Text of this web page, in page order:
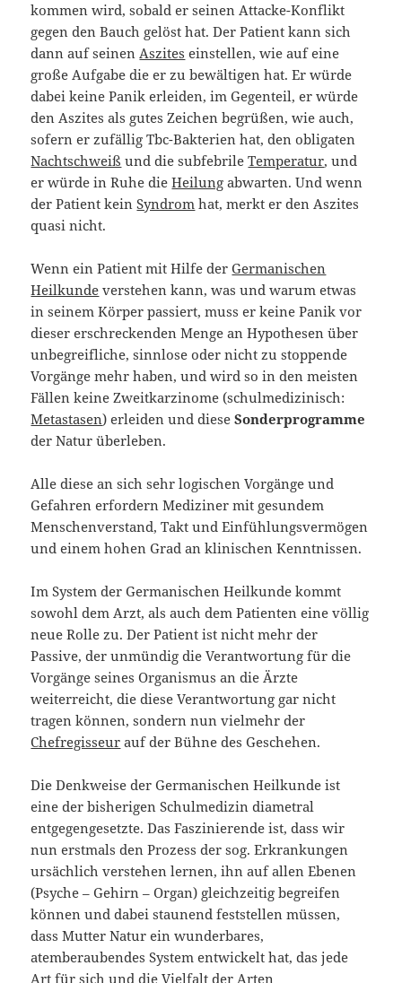
kommen wird, sobald er seinen Attacke-Konflikt
gegen den Bauch gelöst hat. Der Patient kann sich
dann auf seinenAszites einstellen, wie auf eine
große Aufgabe die er zu bewältigen hat. Er würde
dabei keine Panik erleiden, im Gegenteil, er würde
den Aszites als gutes Zeichen begrüßen, wie auch,
sofern er zufällig Tbc-Bakterien hat, den obligaten
Nachtschweiß und die subfebrileTemperatur, und
er würde in Ruhe dieHeilung abwarten. Und wenn
der Patient keinSyndrom hat, merkt er den Aszites
quasi nicht.
Wenn ein Patient mit Hilfe derGermanischen
Heilkunde verstehen kann, was und warum etwas
in seinem Körper passiert, muss er keine Panik vor
dieser erschreckenden Menge an Hypothesen über
unbegreifliche, sinnlose oder nicht zu stoppende
Vorgänge mehr haben, und wird so in den meisten
Fällen keine Zweitkarzinome (schulmedizinisch:
Metastasen) erleiden und dieseSonderprogramme
der Natur überleben.
Alle diese an sich sehr logischen Vorgänge und
Gefahren erfordern Mediziner mit gesundem
Menschenverstand, Takt und Einfühlungsvermögen
und einem hohen Grad an klinischen Kenntnissen.
Im System der Germanischen Heilkunde kommt
sowohl dem Arzt, als auch dem Patienten eine völlig
neue Rolle zu. Der Patient ist nicht mehr der
Passive, der unmündig die Verantwortung für die
Vorgänge seines Organismus an die Ärzte
weiterreicht, die diese Verantwortung gar nicht
tragen können, sondern nun vielmehr der
Chefregisseur auf der Bühne des Geschehen.
Die Denkweise der Germanischen Heilkunde ist
eine der bisherigen Schulmedizin diametral
entgegengesetzte. Das Faszinierende ist, dass wir
nun erstmals den Prozess der sog. Erkrankungen
ursächlich verstehen lernen, ihn auf allen Ebenen
(Psyche – Gehirn – Organ) gleichzeitig begreifen
können und dabei staunend feststellen müssen,
dass Mutter Natur ein wunderbares,
atemberaubendes System entwickelt hat, das jede
Art für sich und die Vielfalt der Arten